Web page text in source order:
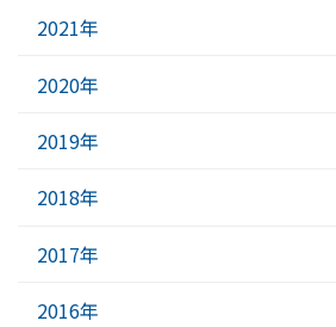
2021年
2020年
2019年
2018年
2017年
2016年